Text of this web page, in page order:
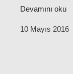
Devamını oku
10 Mayıs 2016